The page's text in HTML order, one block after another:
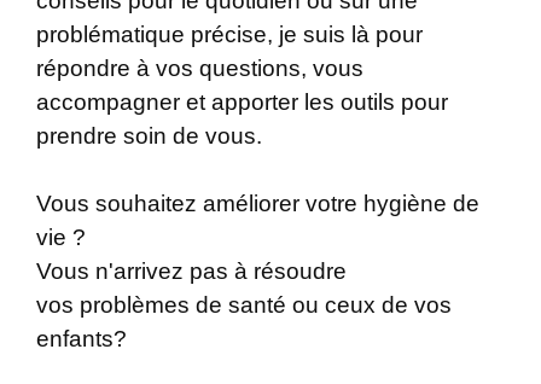
problématique précise, je suis là pour
répondre à vos questions, vous
accompagner et apporter les outils pour
prendre soin de vous.
Vous souhaitez améliorer votre hygiène de
vie ?
Vous n'arrivez pas à résoudre
vos problèmes de santé ou ceux de vos
enfants?